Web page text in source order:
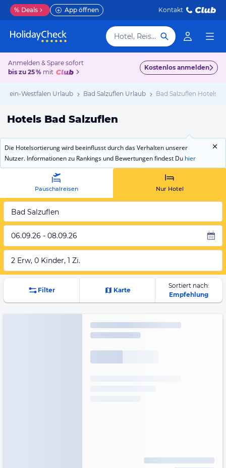
% Deals App öffnen Kontakt
Hotel, Reiseziel
Anmelden & Spare sofort
bis zu 25 % mit
Kostenlos anmelden
Westfalen Urlaub Bad Salzuflen Urlaub Bad Salzuflen Hotels
Hotels Bad Salzuflen
Die Hotelsortierung wird beeinflusst durch das Verhalten unserer
Nutzer. Informationen zu Rankings und Bewertungen findest Du hier
Pauschalreisen Nur Hotel
Bad Salzuflen
06.09.26 - 08.09.26
2 Erw, 0 Kinder, 1 Zi.
Filter Karte
Sortiert nach:
Empfehlung